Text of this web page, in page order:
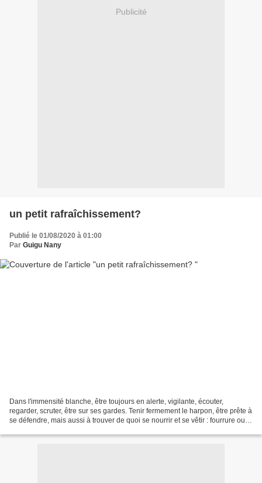
Publicité
un petit rafraîchissement?
Publié le 01/08/2020 à 01:00
Par Guigu Nany
Dans l'immensité blanche, être toujours en alerte, vigilante, écouter,
regarder, scruter, être sur ses gardes. Tenir fermement le harpon, être prête à
se défendre, mais aussi à trouver de quoi se nourrir et se vêtir : fourrure ou